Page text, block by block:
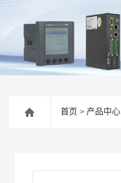
首页 >产品中心